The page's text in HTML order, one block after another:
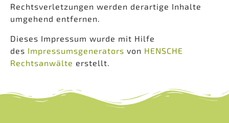
Rechtsverletzungen werden derartige Inhalte
umgehend entfernen.
Dieses Impressum wurde mit Hilfe
des Impressumsgenerators von HENSCHE
Rechtsanwälte erstellt.